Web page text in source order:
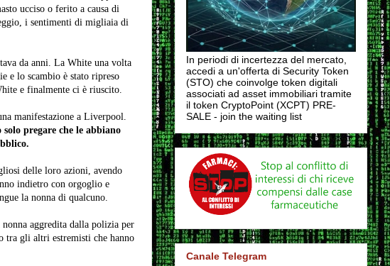
ucciso o ferito a causa di
i sentimenti di migliaia di
da anni. La White una volta
e lo scambio è stato ripreso
e finalmente ci è riuscito.
manifestazione a Liverpool.
solo pregare che le abbiano
delle loro azioni, avendo
indietro con orgoglio e
la nonna di qualcuno.
aggredita dalla polizia per
tra gli altri estremisti che hanno
In periodi di incertezza del mercato,
accedi a un'offerta di Security Token
(STO) che coinvolge token digitali
associati ad asset immobiliari tramite
il token CryptoPoint (XCPT) PRE-
SALE - join the waiting list
Canale Telegram